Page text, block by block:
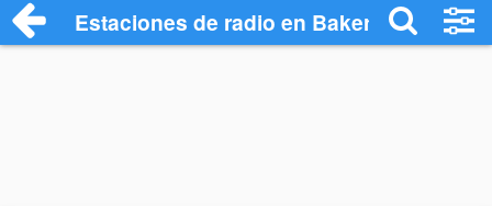
Estaciones de radio en Baker -